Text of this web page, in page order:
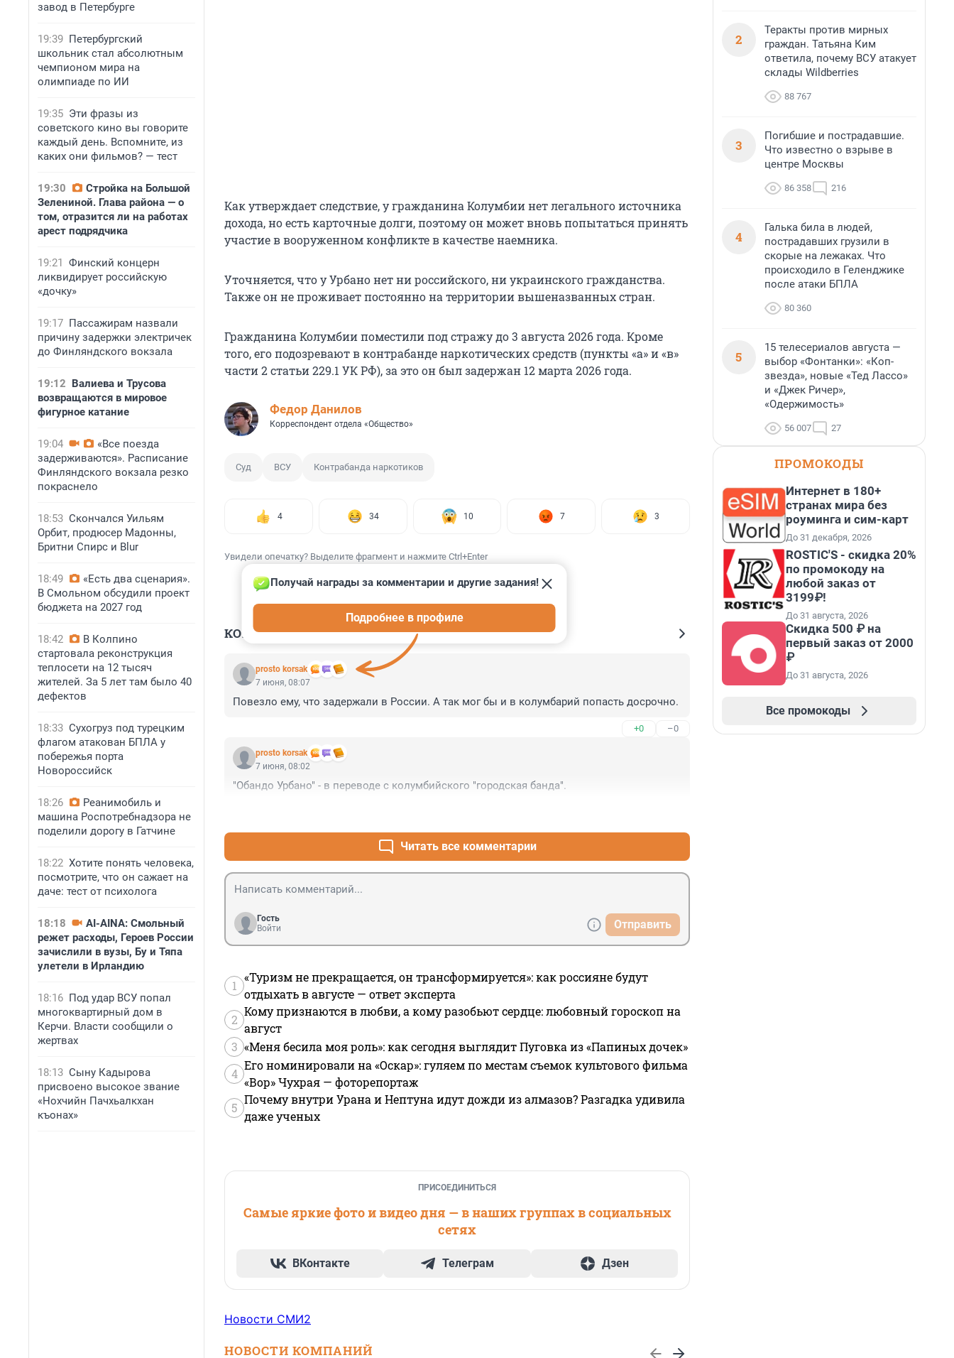
завод в Петербурге
19:39 Петербургский
школьник стал абсолютным
чемпионом мира на
олимпиаде по ИИ
19:35 Эти фразы из
советского кино вы говорите
каждый день. Вспомните, из
каких они фильмов? — тест
19:30
Стройка на Большой
Зелениной. Глава района — о
том, отразится ли на работах
арест подрядчика
19:21 Финский концерн
ликвидирует российскую
«дочку»
19:17 Пассажирам назвали
причину задержки электричек
до Финляндского вокзала
19:12 Валиева и Трусова
возвращаются в мировое
фигурное катание
19:04
«Все поезда
задерживаются». Расписание
Финляндского вокзала резко
покраснело
18:53 Скончался Уильям
Орбит, продюсер Мадонны,
Бритни Спирс и Blur
18:49
«Есть два сценария».
В Смольном обсудили проект
бюджета на 2027 год
18:42
В Колпино
стартовала реконструкция
теплосети на 12 тысяч
жителей. За 5 лет там было 40
дефектов
18:33 Сухогруз под турецким
флагом атакован БПЛА у
побережья порта
Новороссийск
18:26
Реанимобиль и
машина Роспотребнадзора не
поделили дорогу в Гатчине
18:22 Хотите понять человека,
посмотрите, что он сажает на
даче: тест от психолога
18:18
AI-AINA: Смольный
режет расходы, Героев России
зачислили в вузы, Бу и Тяпа
улетели в Ирландию
18:16 Под удар ВСУ попал
многоквартирный дом в
Керчи. Власти сообщили о
жертвах
18:13 Сыну Кадырова
присвоено высокое звание
«Нохчийн Пачхьалкхан
къонах»
Как утверждает следствие, у гражданина Колумбии нет легального источника
дохода, но есть карточные долги, поэтому он может вновь попытаться принять
участие в вооруженном конфликте в качестве наемника.
Уточняется, что у Урбано нет ни российского, ни украинского гражданства.
Также он не проживает постоянно на территории вышеназванных стран.
Гражданина Колумбии поместили под стражу до 3 августа 2026 года. Кроме
того, его подозревают в контрабанде наркотических средств (пункты «а» и «в»
части 2 статьи 229.1 УК РФ), за это он был задержан 12 марта 2026 года.
Федор Данилов
Корреспондент отдела «Общество»
Суд ВСУ Контрабанда наркотиков
4 34 10 7 3
Увидели опечатку? Выделите фрагмент и нажмите Ctrl+Enter
КОММЕНТАРИИ 43
prosto korsak
Получай награды за комментарии и другие задания!
Подробнее в профиле
7 июня, 08:07
Повезло ему, что задержали в России. А так мог бы и в колумбарий попасть досрочно.
+0 –0
prosto korsak
7 июня, 08:02
"Обандо Урбано" - в переводе с колумбийского "городская банда".
Читать все комментарии
Гость
Войти
Отправить
1
«Туризм не прекращается, он трансформируется»: как россияне будут
отдыхать в августе — ответ эксперта
2
Кому признаются в любви, а кому разобьют сердце: любовный гороскоп на
август
3 «Меня бесила моя роль»: как сегодня выглядит Пуговка из «Папиных дочек»
4
Его номинировали на «Оскар»: гуляем по местам съемок культового фильма
«Вор» Чухрая — фоторепортаж
5
Почему внутри Урана и Нептуна идут дожди из алмазов? Разгадка удивила
даже ученых
ПРИСОЕДИНИТЬСЯ
Самые яркие фото и видео дня — в наших группах в социальных
сетях
ВКонтакте Телеграм Дзен
Новости СМИ2
НОВОСТИ КОМПАНИЙ
2
Теракты против мирных
граждан. Татьяна Ким
ответила, почему ВСУ атакует
склады Wildberries
88 767
3
Погибшие и пострадавшие.
Что известно о взрыве в
центре Москвы
86 358 216
4
Галька била в людей,
пострадавших грузили в
скорые на лежаках. Что
происходило в Геленджике
после атаки БПЛА
80 360
5
15 телесериалов августа —
выбор «Фонтанки»: «Коп-
звезда», новые «Тед Лассо»
и «Джек Ричер»,
«Одержимость»
56 007 27
ПРОМОКОДЫ
Интернет в 180+
странах мира без
роуминга и сим-карт
До 31 декабря, 2026
ROSTIC'S - скидка 20%
по промокоду на
любой заказ от
3199₽!
До 31 августа, 2026
Скидка 500 ₽ на
первый заказ от 2000
₽
До 31 августа, 2026
Все промокоды